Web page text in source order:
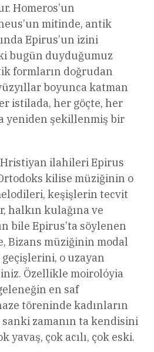
Homeros’un
mitinde, antik
Epirus’un izini
bugün duyduğumuz
formların doğrudan
boyunca katman
istilada, her göçte, her
yeniden şekillenmiş bir
ilahileri Epirus
kilise müziğinin o
keşişlerin tecvit
halkın kulağına ve
bile Epirus’ta söylenen
Bizans müziğinin modal
geçişlerini, o uzayan
Özellikle moirolóyia
en saf
töreninde kadınların
sanki zamanın ta kendisini
yavaş, çok acılı, çok eski.